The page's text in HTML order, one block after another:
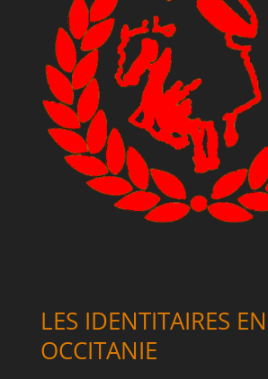
LES IDENTITAIRES EN
OCCITANIE